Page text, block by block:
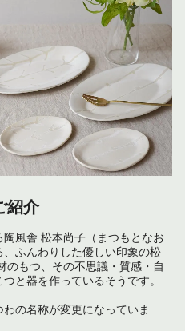
紹介
風舎 松本尚子（まつもとなお
ふんわりした優しい印象の松
のもつ、その不思議・質感・自
と器を作っているそうです。
の名称が変更になっていま